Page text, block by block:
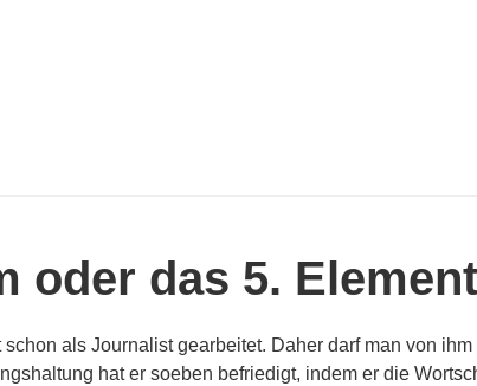
oder das 5. Element
als Journalist gearbeitet. Daher darf man von
hat er soeben befriedigt, indem er die